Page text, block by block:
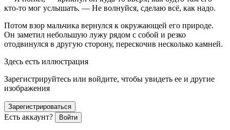
кто-то мог услышать. — Не волнуйся, сделаю всё, как надо.
Потом взор мальчика вернулся к окружающей его природе.
Он заметил небольшую лужу рядом с собой и резко
отодвинулся в другую сторону, перескочив несколько камней.
Здесь есть иллюстрация
Зарегистрируйтесь или войдите, чтобы увидеть ее и другие
изображения
Зарегистрироваться
Есть аккаунт? Войти